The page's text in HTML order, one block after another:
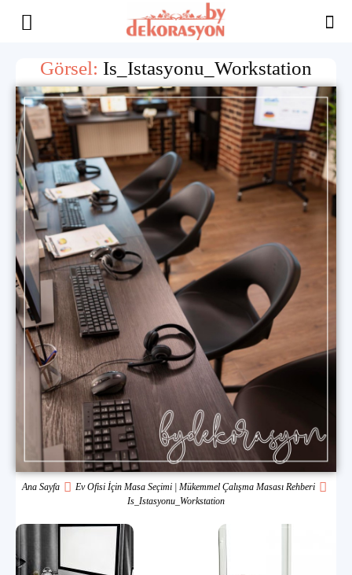
Yaşam
Alanınıza
İlham
Görsel: Is_Istasyonu_Workstation
Ana Sayfa
Ev Ofisi İçin Masa Seçimi | Mükemmel Çalışma Masası Rehberi
Is_Istasyonu_Workstation